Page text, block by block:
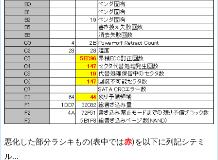
悪化した部分ラシキもの(表中では赤)を以下に列記シテミ
ル…